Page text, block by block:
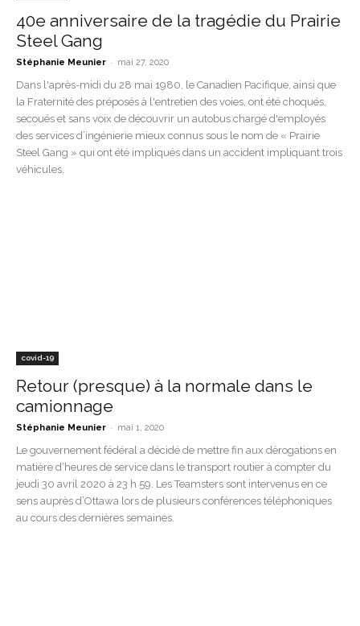
40e anniversaire de la tragédie du Prairie
Steel Gang
Stéphanie Meunier - mai 27, 2020
Dans l'après-midi du 28 mai 1980, le Canadien Pacifique, ainsi que
la Fraternité des préposés à l'entretien des voies, ont été choqués,
secoués et sans voix de découvrir un autobus chargé d'employés
des services d’ingénierie mieux connus sous le nom de « Prairie
Steel Gang » qui ont été impliqués dans un accident impliquant trois
véhicules.
covid-19
Retour (presque) à la normale dans le
camionnage
Stéphanie Meunier - mai 1, 2020
Le gouvernement fédéral a décidé de mettre fin aux dérogations en
matière d’heures de service dans le transport routier à compter du
jeudi 30 avril 2020 à 23 h 59. Les Teamsters sont intervenus en ce
sens auprès d’Ottawa lors de plusieurs conférences téléphoniques
au cours des dernières semaines.